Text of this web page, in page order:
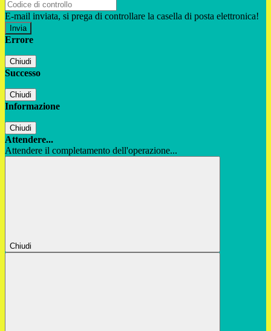
E-mail inviata, si prega di controllare la casella di posta elettronica!
Errore
Chiudi
Successo
Chiudi
Informazione
Chiudi
Attendere...
Attendere il completamento dell'operazione...
Chiudi